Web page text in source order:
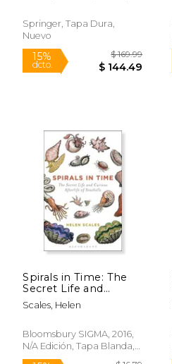
Inglés)
Springer, Tapa Dura,
Nuevo
Spirals in Time: The
Secret Life and
Curious Afterlife of
Seashells (en Inglés)
Scales, Helen
Bloomsbury SIGMA, 2016,
N/A Edición, Tapa Blanda,
Nuevo